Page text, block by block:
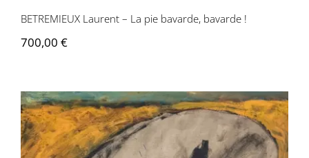
BETREMIEUX Laurent – La pie bavarde, bavarde !
700,00 €